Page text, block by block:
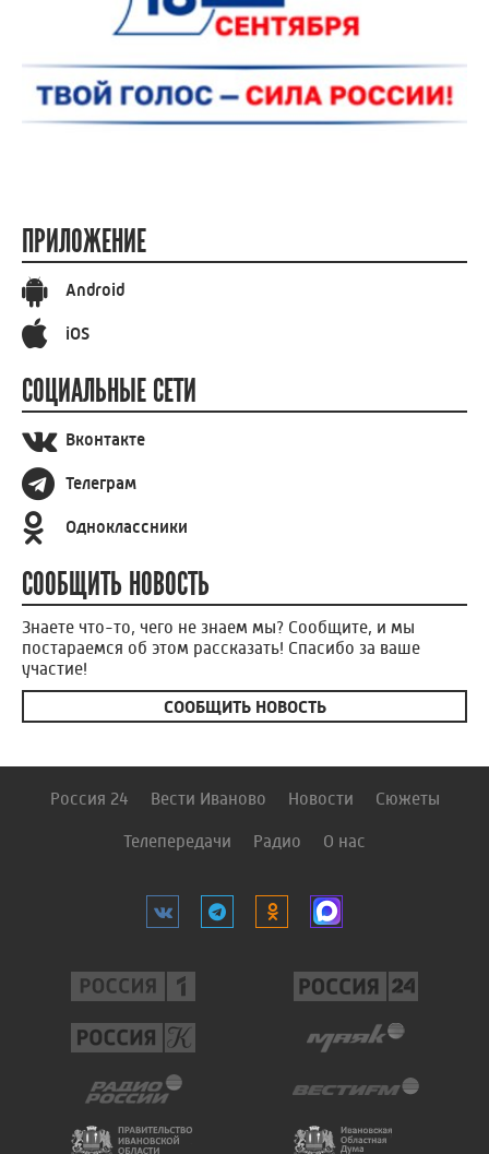
ПРИЛОЖЕНИЕ
Android
iOS
СОЦИАЛЬНЫЕ СЕТИ
Вконтакте
Телеграм
Одноклассники
СООБЩИТЬ НОВОСТЬ
Знаете что-то, чего не знаем мы? Сообщите, и мы
постараемся об этом рассказать! Спасибо за ваше
участие!
СООБЩИТЬ НОВОСТЬ
Россия 24 Вести Иваново Новости Сюжеты
Телепередачи Радио О нас